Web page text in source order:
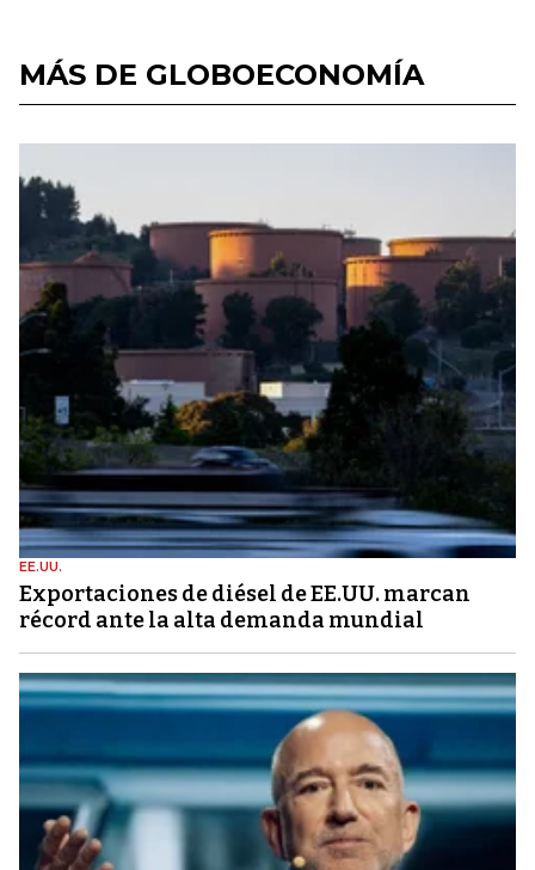
MÁS DE GLOBOECONOMÍA
EE.UU.
Exportaciones de diésel de EE.UU. marcan
récord ante la alta demanda mundial